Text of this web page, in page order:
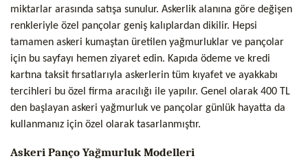
miktarlar arasında satışa sunulur. Askerlik alanına göre değişen
renkleriyle özel pançolar geniş kalıplardan dikilir. Hepsi
tamamen askeri kumaştan üretilen yağmurluklar ve pançolar
için bu sayfayı hemen ziyaret edin. Kapıda ödeme ve kredi
kartına taksit fırsatlarıyla askerlerin tüm kıyafet ve ayakkabı
tercihleri bu özel firma aracılığı ile yapılır. Genel olarak 400 TL
den başlayan askeri yağmurluk ve pançolar günlük hayatta da
kullanmanız için özel olarak tasarlanmıştır.
Askeri Panço Yağmurluk Modelleri